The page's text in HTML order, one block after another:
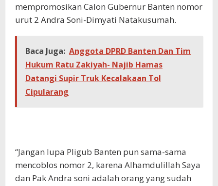
mempromosikan Calon Gubernur Banten nomor
urut 2 Andra Soni-Dimyati Natakusumah.
Baca Juga: Anggota DPRD Banten Dan Tim
Hukum Ratu Zakiyah- Najib Hamas
Datangi Supir Truk Kecalakaan Tol
Cipularang
“Jangan lupa Pligub Banten pun sama-sama
mencoblos nomor 2, karena Alhamdulillah Saya
dan Pak Andra soni adalah orang yang sudah